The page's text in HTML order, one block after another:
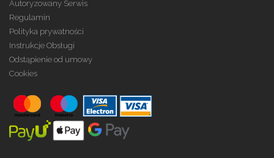
Autoryzowany Serwis
Regulamin
Polityka prywatności
Instrukcje Obsługi
Odstąpienie od umowy
Cookies